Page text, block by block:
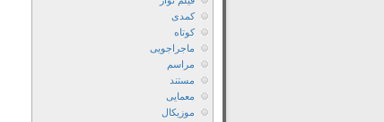
کمدی
کوتاه
ماجراجویی
مراسم
مستند
معمایی
موزیکال